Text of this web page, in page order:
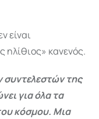
είναι
ηλίθιος» κανενός.
συντελεστών της
για όλα τα
κόσμου. Μια